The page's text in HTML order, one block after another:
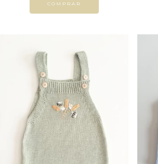
COMPRAR